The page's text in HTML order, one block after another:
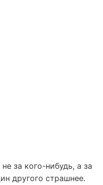
за кого-нибудь, а за
другого страшнее.